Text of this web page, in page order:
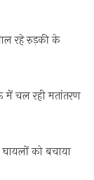
रहे रुड़की के
में चल रही मतांतरण
को बचाया